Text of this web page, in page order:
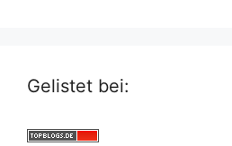
Gelistet bei: